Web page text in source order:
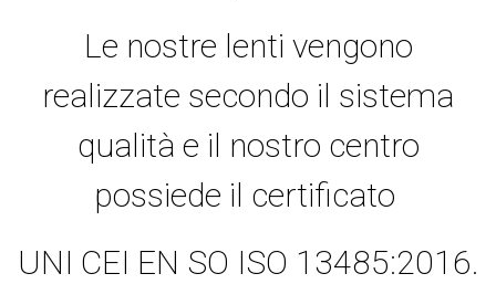
Le nostre lenti vengono
realizzate secondo il sistema
qualità e il nostro centro
possiede il certificato
UNI CEI EN SO ISO 13485:2016.